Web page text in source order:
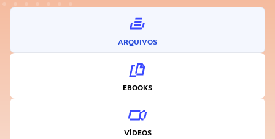
ARQUIVOS
EBOOKS
VÍDEOS